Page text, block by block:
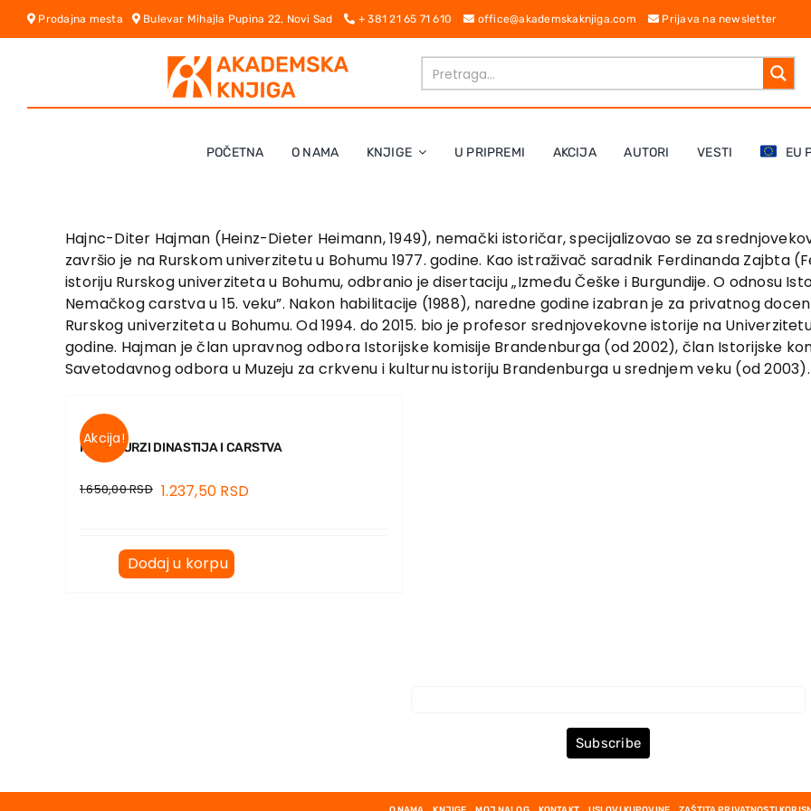
Skip
Prodajna mesta Bulevar Mihajla Pupina 22, Novi Sad + 381 21 65 71 610 office@akademskaknjiga.com Prijava na newsletter
POČETNA O NAMA KNJIGE U PRIPREMI AKCIJA AUTORI VESTI EU
Hajnc-Diter Hajman (Heinz-Dieter Heimann, 1949), nemački istoričar, specijalizovao se za
završio je na Rurskom univerzitetu u Bohumu 1977. godine. Kao istraživač saradnik Ferdinanda Zajbta
istoriju Rurskog univerziteta u Bohumu, odbranio je disertaciju „Između Češke i Burgundije. O odnosu
Nemačkog carstva u 15. veku”. Nakon habilitacije (1988), naredne godine izabran je za privatnog
Rurskog univerziteta u Bohumu. Od 1994. do 2015. bio je profesor srednjovekovne istorije na
godine. Hajman je član upravnog odbora Istorijske komisije Brandenburga (od 2002), član Istorijske
Savetodavnog odbora u Muzeju za crkvenu i kulturnu istoriju Brandenburga u srednjem veku (od 2003).
Akcija!
HABZBURZI DINASTIJA I CARSTVA
1.650,00RSD 1.237,50 RSD
Dodaj u korpu
Subscribe